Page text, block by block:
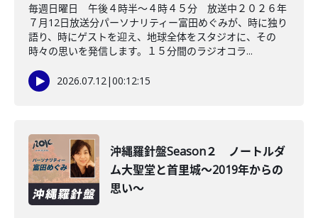
毎週日曜日 午後４時半～４時４５分 放送中２０２６年
７月12日放送分パーソナリティー富田めぐみが、時に独り
語り、時にゲストを迎え、地球全体をスタジオに、その
時々の思いを発信します。１５分間のラジオコラ...
2026.07.12|00:12:15
沖縄羅針盤Season２ ノートルダ
ム大聖堂と首里城～2019年からの
思い～